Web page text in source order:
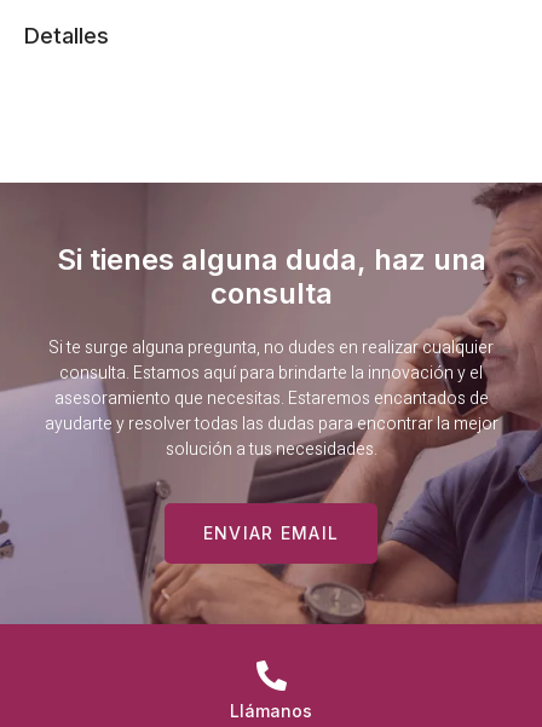
Detalles
Si tienes alguna duda, haz una
consulta
Si te surge alguna pregunta, no dudes en realizar cualquier
consulta. Estamos aquí para brindarte la innovación y el
asesoramiento que necesitas. Estaremos encantados de
ayudarte y resolver todas las dudas para encontrar la mejor
solución a tus necesidades.
ENVIAR EMAIL
Llámanos